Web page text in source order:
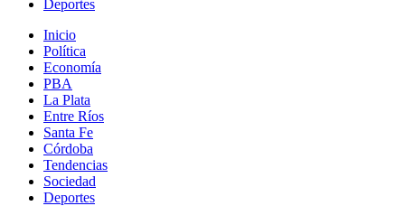
Deportes
Inicio
Política
Economía
PBA
La Plata
Entre Ríos
Santa Fe
Córdoba
Tendencias
Sociedad
Deportes